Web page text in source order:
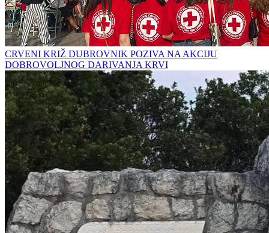
CRVENI KRIŽ DUBROVNIK POZIVA NA AKCIJU
DOBROVOLJNOG DARIVANJA KRVI